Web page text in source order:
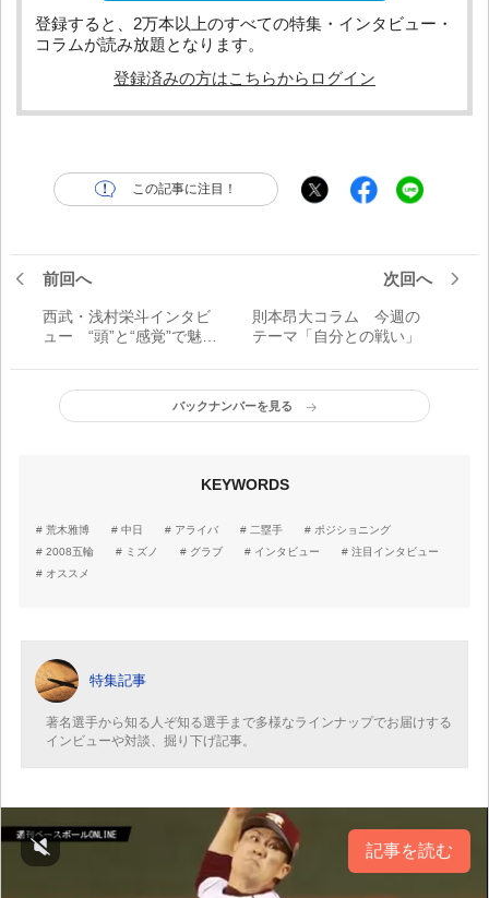
登録すると、2万本以上のすべての特集・インタビュー・
コラムが読み放題となります。
登録済みの方はこちらからログイン
この記事に注目！
前回へ
西武・浅村栄斗インタビ
ュー “頭”と“感覚”で魅せ
次回へ
則本昂大コラム 今週の
テーマ「自分との戦い」
バックナンバーを見る
KEYWORDS
荒木雅博 中日 アライバ 二塁手
ポジショニング
2008五輪
ミズノ グラブ インタビュー
注目インタビュー
オススメ
特集記事
著名選手から知る人ぞ知る選手まで多様なラインナップでお届けする
インビューや対談、掘り下げ記事。
記事を読む